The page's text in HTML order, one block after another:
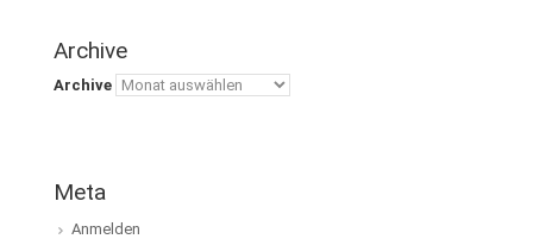
Archive
Archive
Meta
Anmelden